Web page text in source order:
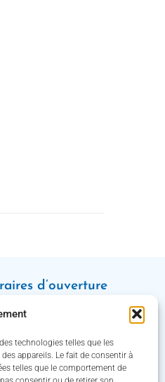
technologies telles que les
appareils. Le fait de consentir à
telles que le comportement de
d’ouverture
et vendredi : 8h30 –
– 16h30
: 8h30 – 12h30 / 13h30 –